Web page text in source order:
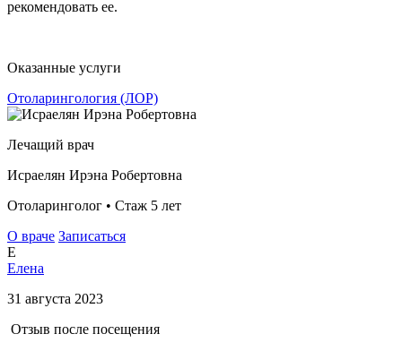
рекомендовать ее.
Оказанные услуги
Отоларингология (ЛОР)
Лечащий врач
Исраелян Ирэна Робертовна
Отоларинголог • Стаж 5 лет
О враче Записаться
Е
Елена
31 августа 2023
Отзыв после посещения